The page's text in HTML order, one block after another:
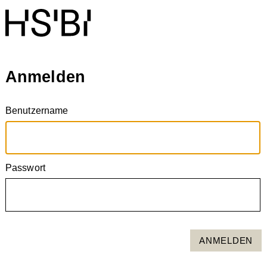
Anmelden
Benutzername
Passwort